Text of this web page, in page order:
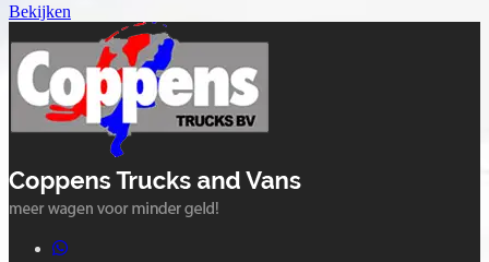
Bekijken